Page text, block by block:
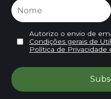
Autorizo o envio de
Condições gerais de
Política de